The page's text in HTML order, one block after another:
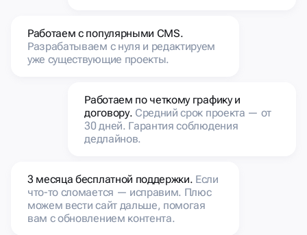
Работаем с популярными CMS.
Разрабатываем с нуля и редактируем
уже существующие проекты.
Работаем по четкому графику и
договору. Средний срок проекта — от
30 дней. Гарантия соблюдения
дедлайнов.
3 месяца бесплатной поддержки. Если
что-то сломается — исправим. Плюс
можем вести сайт дальше, помогая
вам с обновлением контента.